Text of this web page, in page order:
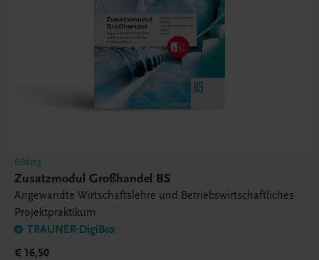
Bildung
Zusatzmodul Großhandel BS
Angewandte Wirtschaftslehre und Betriebswirtschaftliches
Projektpraktikum
TRAUNER-DigiBox
€ 16,50